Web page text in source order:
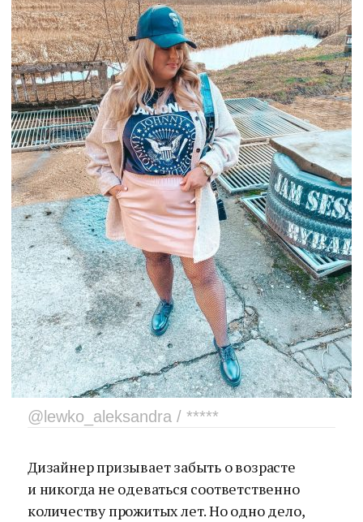
@lewko_aleksandra / *****
Дизайнер призывает забыть о возрасте
и никогда не одеваться соответственно
количеству прожитых лет. Но одно дело,